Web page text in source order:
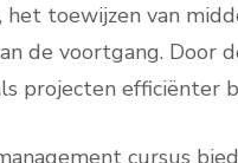
het toewijzen van
de voortgang. Door
projecten efficiënter
cursus